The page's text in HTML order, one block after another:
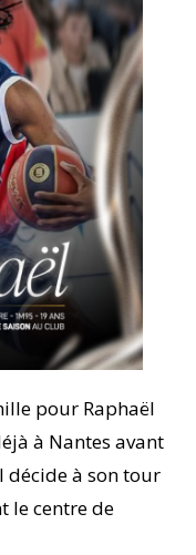
pour Raphaël
à Nantes avant
décide à son tour
le centre de